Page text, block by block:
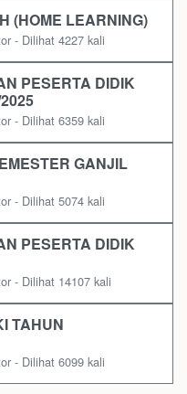
(HOME LEARNING)
- Dilihat 4227 kali
PESERTA DIDIK
- Dilihat 6359 kali
GANJIL
- Dilihat 5074 kali
PESERTA DIDIK
- Dilihat 14107 kali
TAHUN
- Dilihat 6099 kali